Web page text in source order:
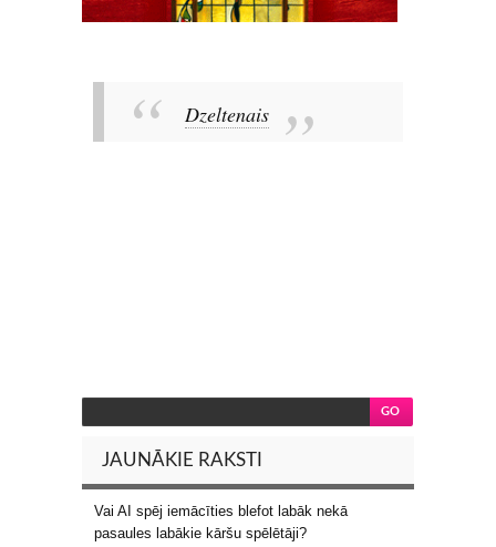
Dzeltenais
JAUNĀKIE RAKSTI
Vai AI spēj iemācīties blefot labāk nekā
pasaules labākie kāršu spēlētāji?